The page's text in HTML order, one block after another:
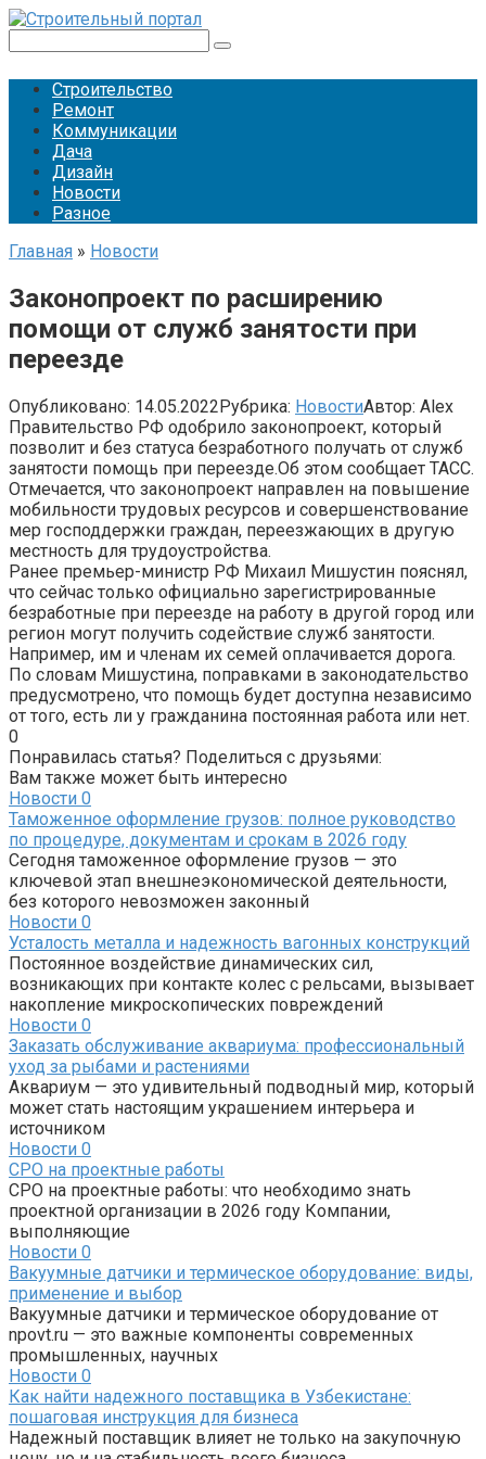
Перейти
контенту
Строительство
Ремонт
Коммуникации
Дача
Дизайн
Новости
Разное
Главная » Новости
Законопроект по расширению
помощи от служб занятости при
переезде
Опубликовано: 14.05.2022Рубрика: НовостиАвтор: Alex
Правительство РФ одобрило законопроект, который
позволит и без статуса безработного получать от служб
занятости помощь при переезде.Об этом сообщает ТАСС.
Отмечается, что законопроект направлен на повышение
мобильности трудовых ресурсов и совершенствование
мер господдержки граждан, переезжающих в другую
местность для трудоустройства.
Ранее премьер-министр РФ Михаил Мишустин пояснял,
что сейчас только официально зарегистрированные
безработные при переезде на работу в другой город или
регион могут получить содействие служб занятости.
Например, им и членам их семей оплачивается дорога.
По словам Мишустина, поправками в законодательство
предусмотрено, что помощь будет доступна независимо
от того, есть ли у гражданина постоянная работа или нет.
0
Понравилась статья? Поделиться с друзьями:
Вам также может быть интересно
Новости 0
Таможенное оформление грузов: полное руководство
по процедуре, документам и срокам в 2026 году
Сегодня таможенное оформление грузов — это
ключевой этап внешнеэкономической деятельности,
без которого невозможен законный
Новости 0
Усталость металла и надежность вагонных конструкций
Постоянное воздействие динамических сил,
возникающих при контакте колес с рельсами, вызывает
накопление микроскопических повреждений
Новости 0
Заказать обслуживание аквариума: профессиональный
уход за рыбами и растениями
Аквариум — это удивительный подводный мир, который
может стать настоящим украшением интерьера и
источником
Новости 0
СРО на проектные работы
СРО на проектные работы: что необходимо знать
проектной организации в 2026 году Компании,
выполняющие
Новости 0
Вакуумные датчики и термическое оборудование: виды,
применение и выбор
Вакуумные датчики и термическое оборудование от
npovt.ru — это важные компоненты современных
промышленных, научных
Новости 0
Как найти надежного поставщика в Узбекистане:
пошаговая инструкция для бизнеса
Надежный поставщик влияет не только на закупочную